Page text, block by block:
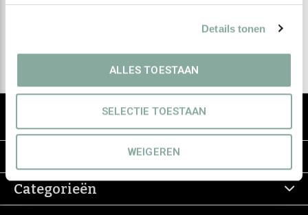
Details tonen
ALLES TOESTAAN
SELECTIE TOESTAAN
WEIGEREN
De groothandel voor eerlijke & groene
haarverzorging
Categorieën